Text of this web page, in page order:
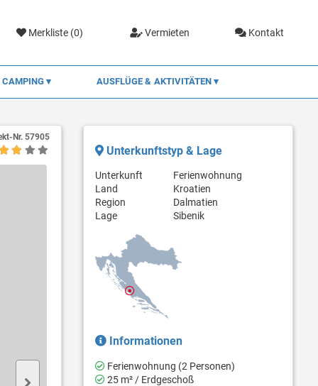
Merkliste (0) Vermieten Kontakt
CAMPING AUSFLÜGE & AKTIVITÄTEN
Nr. 57905
Unterkunftstyp & Lage
Unterkunft
Ferienwohnung
Land
Kroatien
Region
Dalmatien
Lage
Sibenik
Informationen
Ferienwohnung (2 Personen)
25 m² / Erdgeschoß